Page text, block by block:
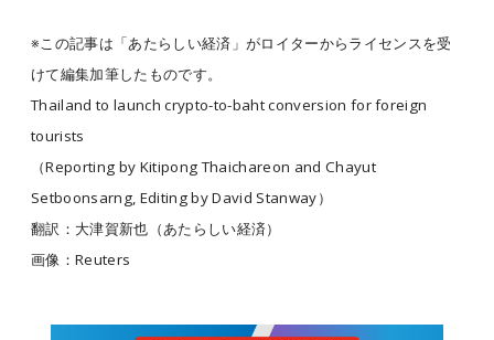
※この記事は「あたらしい経済」がロイターからライセンスを受
けて編集加筆したものです。
Thailand to launch crypto-to-baht conversion for foreign
tourists
（Reporting by Kitipong Thaichareon and Chayut
Setboonsarng, Editing by David Stanway）
翻訳：大津賀新也（あたらしい経済）
画像：Reuters